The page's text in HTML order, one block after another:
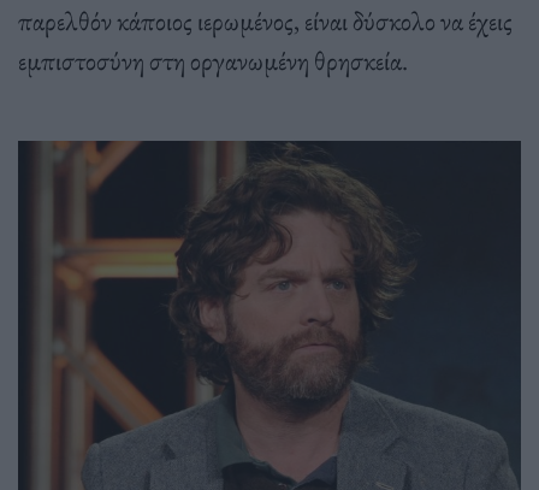
παρελθόν κάποιος ιερωμένος, είναι δύσκολο να έχεις
εμπιστοσύνη στη οργανωμένη θρησκεία.